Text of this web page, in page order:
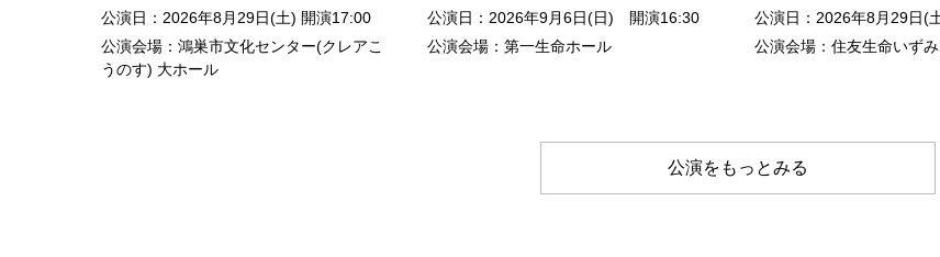
公演日：2026年8月29日(土) 開演17:00
公演会場：鴻巣市文化センター(クレアこ
うのす) 大ホール
公演日：2026年9月6日(日) 開演16:30
公演会場：第一生命ホール
公演日：2026年8月29日
公演会場：住友生命いず
公演をもっとみる